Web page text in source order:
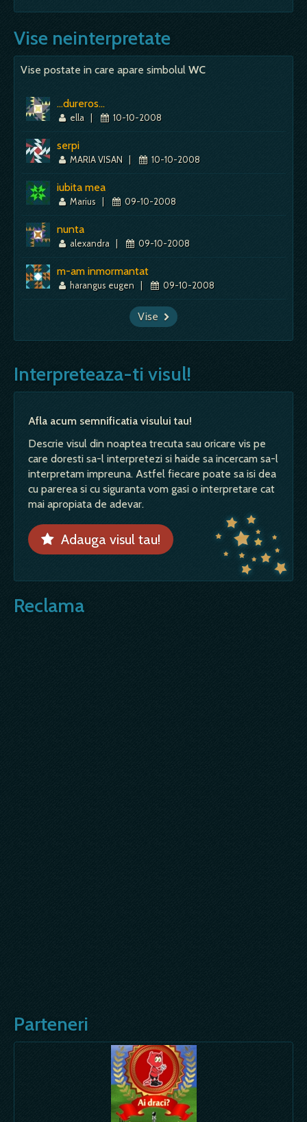
Vise neinterpretate
Vise postate in care apare simbolul WC
...dureros...
ella | 10-10-2008
serpi
MARIA VISAN | 10-10-2008
iubita mea
Marius | 09-10-2008
nunta
alexandra | 09-10-2008
m-am inmormantat
harangus eugen | 09-10-2008
Vise
Interpreteaza-ti visul!
Afla acum semnificatia visului tau!
Descrie visul din noaptea trecuta sau oricare vis pe
care doresti sa-l interpretezi si haide sa incercam sa-l
interpretam impreuna. Astfel fiecare poate sa isi dea
cu parerea si cu siguranta vom gasi o interpretare cat
mai apropiata de adevar.
Adauga visul tau!
Reclama
Parteneri